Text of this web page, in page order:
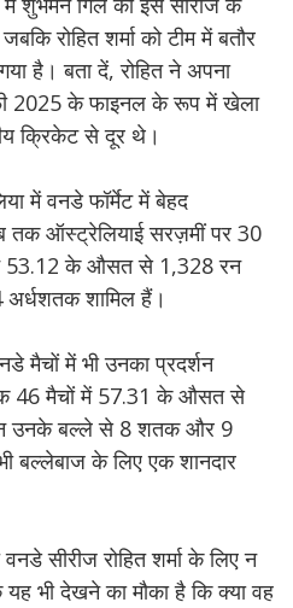
रोहित शर्मा को टीम में बतौर
है। बता दें, रोहित ने अपना
2025 के फाइनल के रूप में खेला
क्रिकेट से दूर थे।
में वनडे फॉर्मेट में बेहद
तक ऑस्ट्रेलियाई सरज़मीं पर 30
53.12 के औसत से 1,328 रन
शामिल हैं।
मैचों में भी उनका प्रदर्शन
46 मैचों में 57.31 के औसत से
उनके बल्ले से 8 शतक और 9
बल्लेबाज के लिए एक शानदार
सीरीज रोहित शर्मा के लिए न
भी देखने का मौका है कि क्या वह